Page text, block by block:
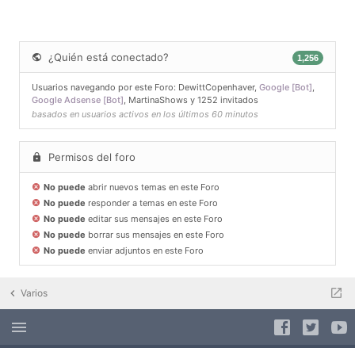
¿Quién está conectado? 1,256
Usuarios navegando por este Foro: DewittCopenhaver, Google [Bot],
Google Adsense [Bot], MartinaShows y 1252 invitados
basados en usuarios activos en los últimos 60 minutos
Permisos del foro
No puede abrir nuevos temas en este Foro
No puede responder a temas en este Foro
No puede editar sus mensajes en este Foro
No puede borrar sus mensajes en este Foro
No puede enviar adjuntos en este Foro
Varios